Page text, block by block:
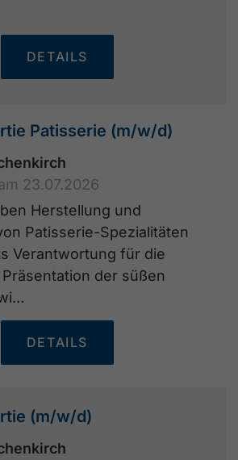
DETAILS
Patisserie (m/w/d)
23.07.2026
Herstellung und
Patisserie-Spezialitäten
Verantwortung für die
der süßen
DETAILS
(m/w/d)